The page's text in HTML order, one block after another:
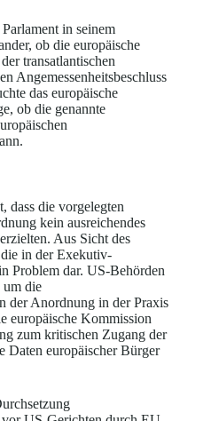
in seinem
ob die europäische
transatlantischen
Angemessenheitsbeschluss
das europäische
ob die genannte
dass die vorgelegten
kein ausreichendes
Aus Sicht des
die in der Exekutiv-
Problem dar. US-Behörden
um die
der Anordnung in der Praxis
europäische Kommission
zum kritischen Zugang der
Daten europäischer Bürger